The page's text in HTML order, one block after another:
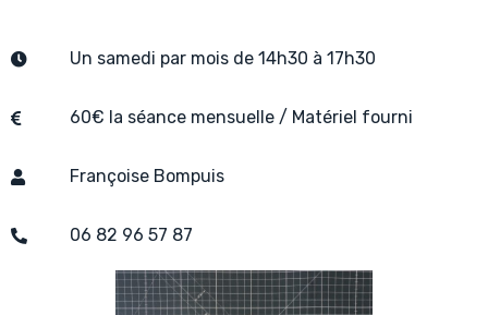
Un samedi par mois de 14h30 à 17h30
60€ la séance mensuelle / Matériel fourni
Françoise Bompuis
06 82 96 57 87